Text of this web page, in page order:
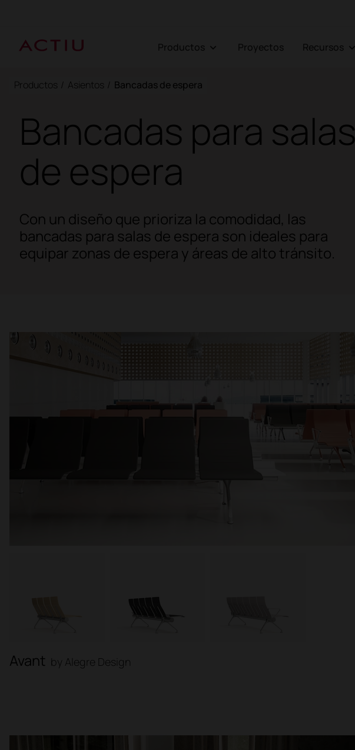
Productos Proyectos Recursos
Productos / Asientos / Bancadas de espera
Bancadas para salas
de espera
Con un diseño que prioriza la comodidad, las
bancadas para salas de espera son ideales para
equipar zonas de espera y áreas de alto tránsito.
Avant by Alegre Design